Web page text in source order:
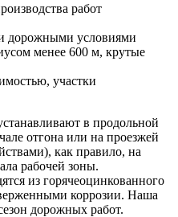
работ
дорожными условиями
менее 600 м, крутые
участки
в продольной
отгона или на проезжей
как правило, на
рабочей зоны.
из горячеоцинкованного
коррозии. Наша
дорожных работ.